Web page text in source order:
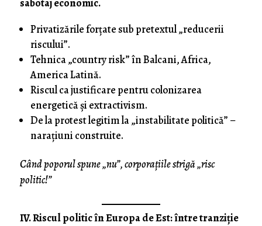
sabotaj economic.
Privatizările forțate sub pretextul „reducerii
riscului”.
Tehnica „country risk” în Balcani, Africa,
America Latină.
Riscul ca justificare pentru colonizarea
energetică și extractivism.
De la protest legitim la „instabilitate politică” –
narațiuni construite.
Când poporul spune „nu”, corporațiile strigă „risc
politic!”
IV. Riscul politic în Europa de Est: între tranziție